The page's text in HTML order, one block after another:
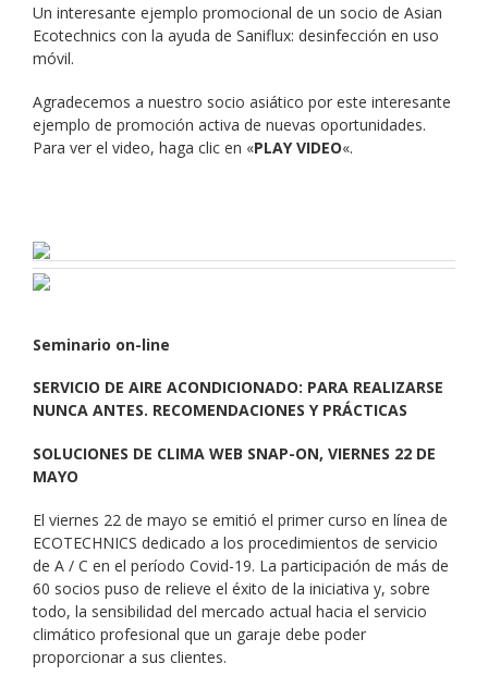
Un interesante ejemplo promocional de un socio de Asian
Ecotechnics con la ayuda de Saniflux: desinfección en uso
móvil.
Agradecemos a nuestro socio asiático por este interesante
ejemplo de promoción activa de nuevas oportunidades.
Para ver el video, haga clic en «PLAY VIDEO«.
Seminario on-line
SERVICIO DE AIRE ACONDICIONADO: PARA REALIZARSE
NUNCA ANTES. RECOMENDACIONES Y PRÁCTICAS
SOLUCIONES DE CLIMA WEB SNAP-ON, VIERNES 22 DE
MAYO
El viernes 22 de mayo se emitió el primer curso en línea de
ECOTECHNICS dedicado a los procedimientos de servicio
de A / C en el período Covid-19. La participación de más de
60 socios puso de relieve el éxito de la iniciativa y, sobre
todo, la sensibilidad del mercado actual hacia el servicio
climático profesional que un garaje debe poder
proporcionar a sus clientes.